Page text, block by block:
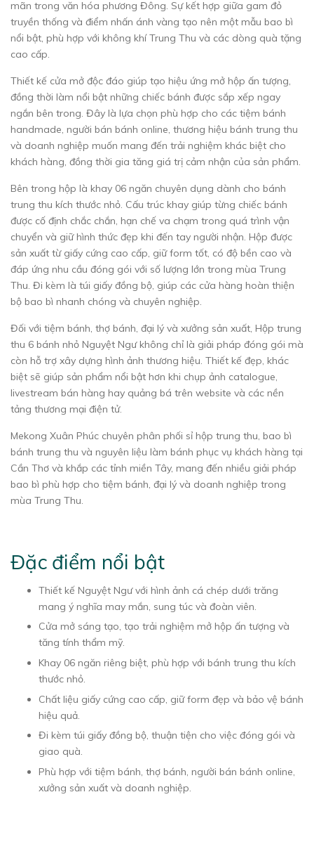
mãn trong văn hóa phương Đông. Sự kết hợp giữa gam đỏ
truyền thống và điểm nhấn ánh vàng tạo nên một mẫu bao bì
nổi bật, phù hợp với không khí Trung Thu và các dòng quà tặng
cao cấp.
Thiết kế cửa mở độc đáo giúp tạo hiệu ứng mở hộp ấn tượng,
đồng thời làm nổi bật những chiếc bánh được sắp xếp ngay
ngắn bên trong. Đây là lựa chọn phù hợp cho các tiệm bánh
handmade, người bán bánh online, thương hiệu bánh trung thu
và doanh nghiệp muốn mang đến trải nghiệm khác biệt cho
khách hàng, đồng thời gia tăng giá trị cảm nhận của sản phẩm.
Bên trong hộp là khay 06 ngăn chuyên dụng dành cho bánh
trung thu kích thước nhỏ. Cấu trúc khay giúp từng chiếc bánh
được cố định chắc chắn, hạn chế va chạm trong quá trình vận
chuyển và giữ hình thức đẹp khi đến tay người nhận. Hộp được
sản xuất từ giấy cứng cao cấp, giữ form tốt, có độ bền cao và
đáp ứng nhu cầu đóng gói với số lượng lớn trong mùa Trung
Thu. Đi kèm là túi giấy đồng bộ, giúp các cửa hàng hoàn thiện
bộ bao bì nhanh chóng và chuyên nghiệp.
Đối với tiệm bánh, thợ bánh, đại lý và xưởng sản xuất, Hộp trung
thu 6 bánh nhỏ Nguyệt Ngư không chỉ là giải pháp đóng gói mà
còn hỗ trợ xây dựng hình ảnh thương hiệu. Thiết kế đẹp, khác
biệt sẽ giúp sản phẩm nổi bật hơn khi chụp ảnh catalogue,
livestream bán hàng hay quảng bá trên website và các nền
tảng thương mại điện tử.
Mekong Xuân Phúc chuyên phân phối sỉ hộp trung thu, bao bì
bánh trung thu và nguyên liệu làm bánh phục vụ khách hàng tại
Cần Thơ và khắp các tỉnh miền Tây, mang đến nhiều giải pháp
bao bì phù hợp cho tiệm bánh, đại lý và doanh nghiệp trong
mùa Trung Thu.
Đặc điểm nổi bật
Thiết kế Nguyệt Ngư với hình ảnh cá chép dưới trăng
mang ý nghĩa may mắn, sung túc và đoàn viên.
Cửa mở sáng tạo, tạo trải nghiệm mở hộp ấn tượng và
tăng tính thẩm mỹ.
Khay 06 ngăn riêng biệt, phù hợp với bánh trung thu kích
thước nhỏ.
Chất liệu giấy cứng cao cấp, giữ form đẹp và bảo vệ bánh
hiệu quả.
Đi kèm túi giấy đồng bộ, thuận tiện cho việc đóng gói và
giao quà.
Phù hợp với tiệm bánh, thợ bánh, người bán bánh online,
xưởng sản xuất và doanh nghiệp.